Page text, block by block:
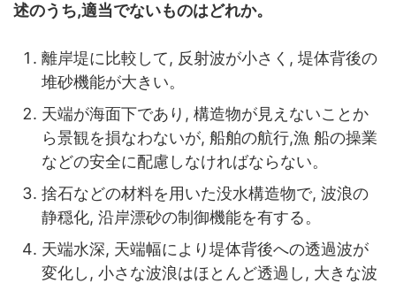
述のうち,適当でないものはどれか。
離岸堤に比較して, 反射波が小さく, 堤体背後の
堆砂機能が大きい。
天端が海面下であり, 構造物が見えないことか
ら景観を損なわないが, 船舶の航行,漁 船の操業
などの安全に配慮しなければならない。
捨石などの材料を用いた没水構造物で, 波浪の
静穏化, 沿岸漂砂の制御機能を有する。
天端水深, 天端幅により堤体背後への透過波が
変化し, 小さな波浪はほとんど透過し, 大きな波